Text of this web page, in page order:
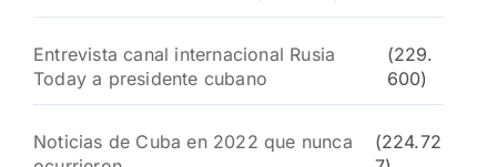
Entrevista canal internacional Rusia
Today a presidente cubano
(229.
600)
Noticias de Cuba en 2022 que nunca
(224.72